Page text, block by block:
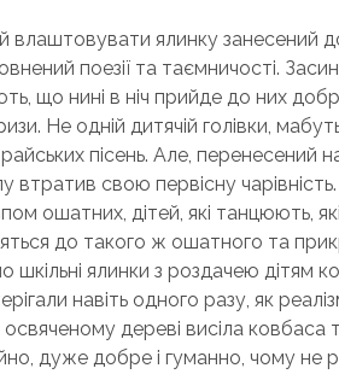
влаштовувати ялинку занесений
поезії та таємничості.
що нині в ніч прийде до них
Не одній дитячій голівки,
пісень. Але, перенесений
втратив свою первісну
ошатних, дітей, які танцюють,
до такого ж ошатного та
шкільні ялинки з роздачею дітям
навіть одного разу, як
дереві висіла ковбаса
дуже добре і гуманно, чому не